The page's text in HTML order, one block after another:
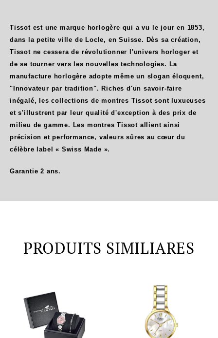
Tissot est une marque horlogère qui a vu le jour en 1853,
dans la petite ville de Locle, en Suisse. Dès sa création,
Tissot ne cessera de révolutionner l'univers horloger et
de se tourner vers les nouvelles technologies. La
manufacture horlogère adopte même un slogan éloquent,
"Innovateur par tradition". Riches d'un savoir-faire
inégalé, les collections de montres Tissot sont luxueuses
et s'illustrent par leur qualité d'exception à des prix de
milieu de gamme. Les montres Tissot allient ainsi
précision et performance, valeurs sûres au cœur du
célèbre label « Swiss Made ».
Garantie 2 ans.
PRODUITS SIMILIARES